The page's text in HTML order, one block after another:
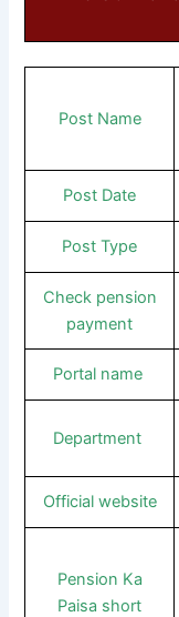
Post Name
Post Date
Post Type
Check pension
payment
Portal name
Department
Official website
Pension Ka
Paisa short